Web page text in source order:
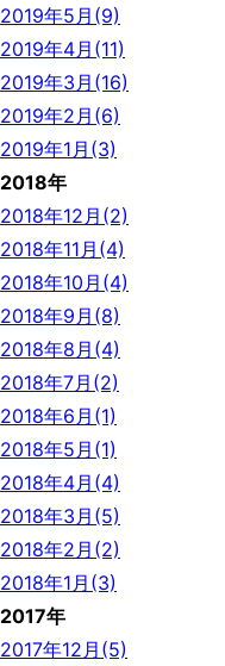
2019年5月(9)
2019年4月(11)
2019年3月(16)
2019年2月(6)
2019年1月(3)
2018年
2018年12月(2)
2018年11月(4)
2018年10月(4)
2018年9月(8)
2018年8月(4)
2018年7月(2)
2018年6月(1)
2018年5月(1)
2018年4月(4)
2018年3月(5)
2018年2月(2)
2018年1月(3)
2017年
2017年12月(5)